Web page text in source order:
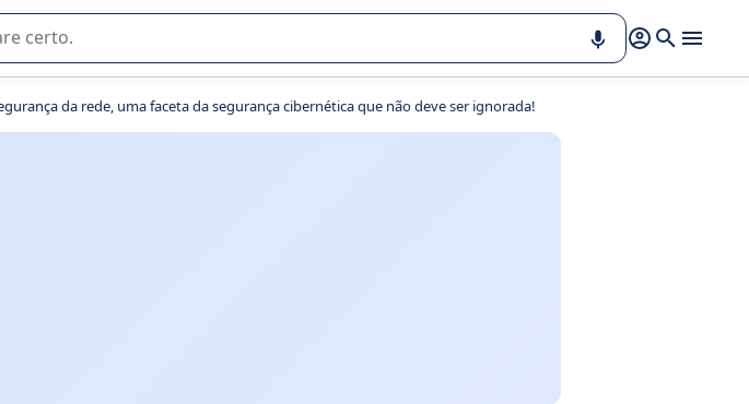
sua empresa.
da rede, uma faceta da segurança cibernética que não deve ser ignorada!